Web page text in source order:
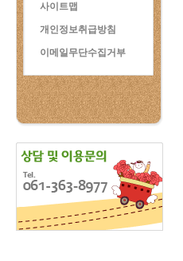
사이트맵
개인정보취급방침
이메일무단수집거부